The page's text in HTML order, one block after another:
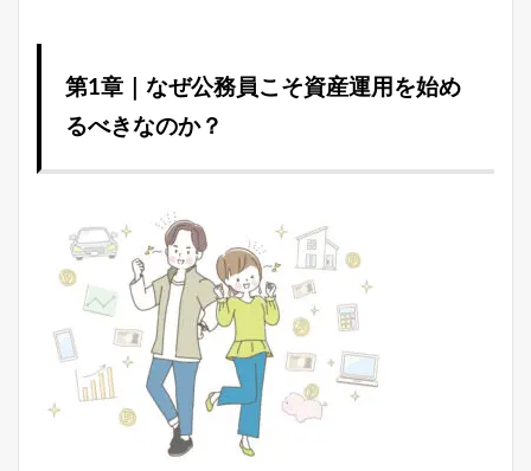
第1章｜なぜ公務員こそ資産運用を始め
るべきなのか？